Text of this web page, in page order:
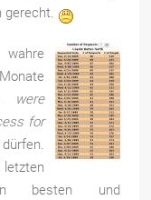
gerecht.
were
for
besten und